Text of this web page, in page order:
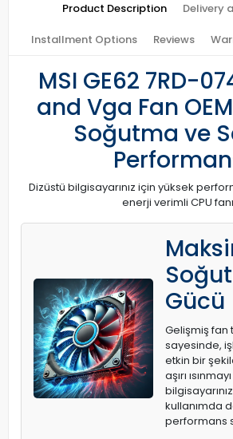
Product Description Delivery
Installment Options Reviews
MSI GE62 7RD-
and Vga Fan
Soğutma ve
Dizüstü bilgisayarınız için yüksek
enerji verimli CPU
Gücü
Gelişmiş fan
sayesinde,
etkin bir
aşırı
kullanımda
performans